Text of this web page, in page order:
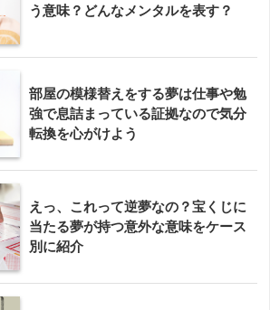
う意味？どんなメンタルを表す？
部屋の模様替えをする夢は仕事や勉
強で息詰まっている証拠なので気分
転換を心がけよう
えっ、これって逆夢なの？宝くじに
当たる夢が持つ意外な意味をケース
別に紹介